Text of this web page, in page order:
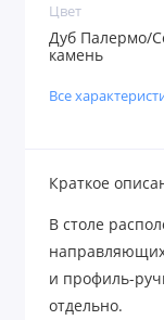
Цвет
Дуб Палермо/
камень
Все
Краткое
В столе
и профиль-
отдельно.